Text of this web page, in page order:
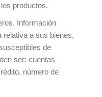
productos.
Información
relativa a sus bienes,
de
ser: cuentas
número de